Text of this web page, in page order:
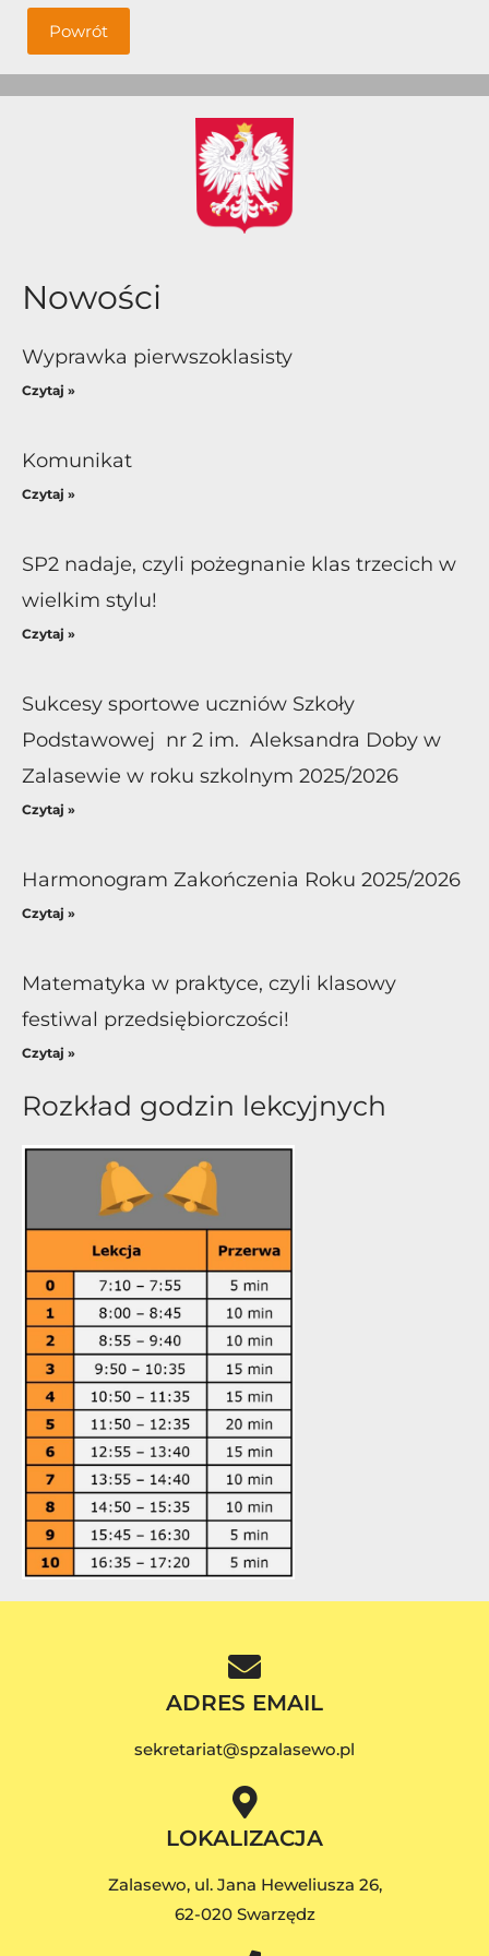
Powrót
Nowości
Wyprawka pierwszoklasisty
Czytaj »
Komunikat
Czytaj »
SP2 nadaje, czyli pożegnanie klas trzecich w
wielkim stylu!
Czytaj »
Sukcesy sportowe uczniów Szkoły
Podstawowej nr 2 im. Aleksandra Doby w
Zalasewie w roku szkolnym 2025/2026
Czytaj »
Harmonogram Zakończenia Roku 2025/2026
Czytaj »
Matematyka w praktyce, czyli klasowy
festiwal przedsiębiorczości!
Czytaj »
Rozkład godzin lekcyjnych
ADRES EMAIL
sekretariat@spzalasewo.pl
LOKALIZACJA
Zalasewo, ul. Jana Heweliusza 26,
62-020 Swarzędz